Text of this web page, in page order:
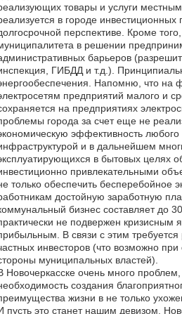
товары и услуги
в городе инвестиционных
перспективе. Кроме
в решении
барьеров
ГИБДД и т.д.).
Напомню, что на
предприятий малого и
на предприятиях
города за счет еще не
эффективность
и в дальнейшем
в бытовых целях
привлекательными
только обеспечить бесперебойное
достойную заработную
бизнес составляет до
не подвержен кризисным
В связи с этим
инвесторов (что возможно
муниципальных властей).
Новочеркасске очень много
создания
жизни в не только
пусть это станет нашим девизом.